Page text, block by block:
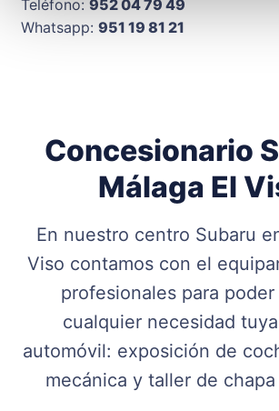
Teléfono: 952 04 79 49
Whatsapp: 951 19 81 21
Concesionario
Málaga El
En nuestro centro Subaru
Viso contamos con el
profesionales para
cualquier necesidad
automóvil: exposición de
mecánica y taller de